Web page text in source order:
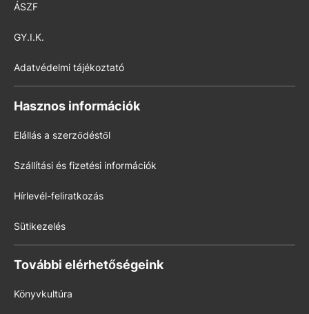
ÁSZF
GY.I.K.
Adatvédelmi tájékoztató
Hasznos információk
Elállás a szerződéstől
Szállítási és fizetési információk
Hírlevél-feliratkozás
Sütikezelés
További elérhetőségeink
Könyvkultúra